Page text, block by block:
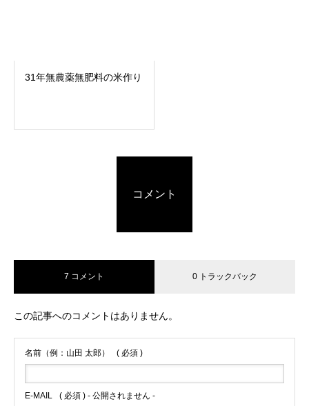
31年無農薬無肥料の米作り
コメント
7 コメント 0 トラックバック
この記事へのコメントはありません。
名前（例：山田 太郎） ( 必須 )
E-MAIL ( 必須 ) - 公開されません -